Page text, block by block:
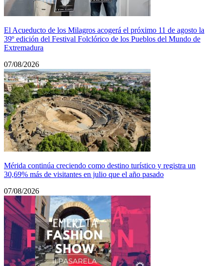
El Acueducto de los Milagros acogerá el próximo 11 de agosto la
39º edición del Festival Folclórico de los Pueblos del Mundo de
Extremadura
07/08/2026
Mérida continúa creciendo como destino turístico y registra un
30,69% más de visitantes en julio que el año pasado
07/08/2026